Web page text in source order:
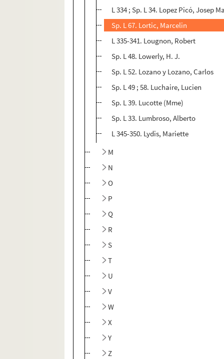
L 334 ; Sp. L 34. Lopez Picó, Josep
Sp. L 67. Lortic, Marcelin
L 335-341. Lougnon, Robert
Sp. L 48. Lowerly, H. J.
Sp. L 52. Lozano y Lozano, Carlos
Sp. L 49 ; 58. Luchaire, Lucien
Sp. L 39. Lucotte (Mme)
Sp. L 33. Lumbroso, Alberto
L 345-350. Lydis, Mariette
M
N
O
P
Q
R
S
T
U
V
W
X
Y
Z